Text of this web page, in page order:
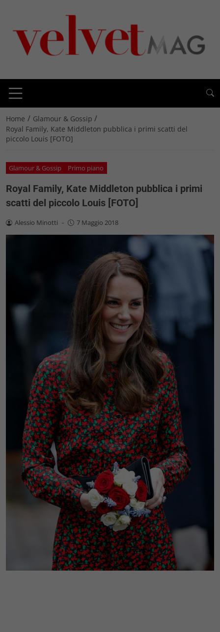
Home / Glamour & Gossip /
Royal Family, Kate Middleton pubblica i primi scatti del
piccolo Louis [FOTO]
Glamour & Gossip Primo piano
Royal Family, Kate Middleton pubblica i primi
scatti del piccolo Louis [FOTO]
Alessio Minotti - 7 Maggio 2018